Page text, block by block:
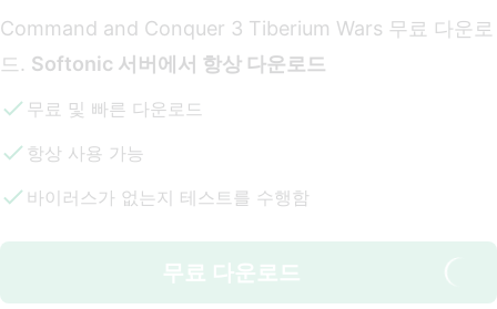
Command and Conquer 3 Tiberium Wars 무료 다운로
드. Softonic 서버에서 항상 다운로드
무료 및 빠른 다운로드
항상 사용 가능
바이러스가 없는지 테스트를 수행함
무료 다운로드